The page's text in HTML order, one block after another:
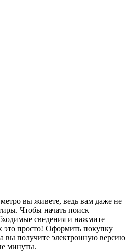
вы живете, ведь вам даже не
Чтобы начать поиск
сведения и нажмите
это просто! Оформить покупку
вы получите электронную версию
минуты.